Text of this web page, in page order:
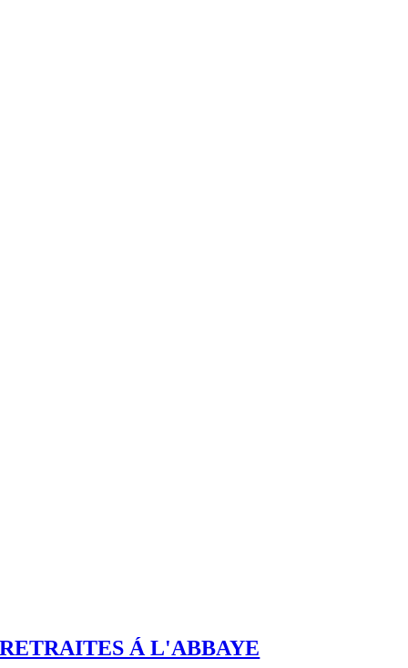
RETRAITES Á L'ABBAYE